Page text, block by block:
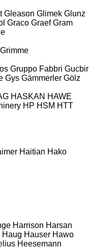
Gleason Glimek Glunz
Graco Graef Gram
Grimme
Gruppo Fabbri Gucbir
Gys Gämmerler Gölz
HASKAN HAWE
HP HSM HTT
Haitian Hako
Harrison Harsan
Haug Hauser Hawo
Heesemann